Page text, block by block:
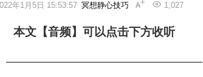
年1月5日 15:53:57 冥想静心技巧 1,027
本文【音频】可以点击下方收听
—————————————————